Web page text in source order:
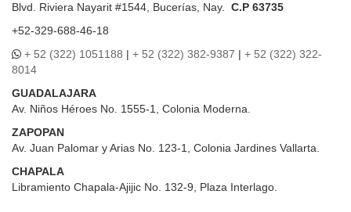
Blvd. Riviera Nayarit #1544, Bucerías, Nay. C.P 63735
+52-329-688-46-18
+ 52 (322) 1051188 | + 52 (322) 382-9387 | + 52 (322) 322-
8014
GUADALAJARA
Av. Niños Héroes No. 1555-1, Colonia Moderna.
ZAPOPAN
Av. Juan Palomar y Arias No. 123-1, Colonia Jardines Vallarta.
CHAPALA
Libramiento Chapala-Ajijic No. 132-9, Plaza Interlago.